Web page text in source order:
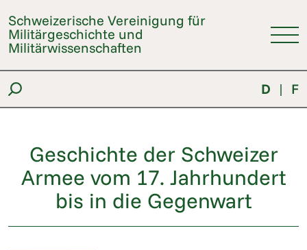
Schweizerische Vereinigung für
Militärgeschichte und
Militärwissenschaften
D | F
Geschichte der Schweizer
Armee vom 17. Jahrhundert
bis in die Gegenwart